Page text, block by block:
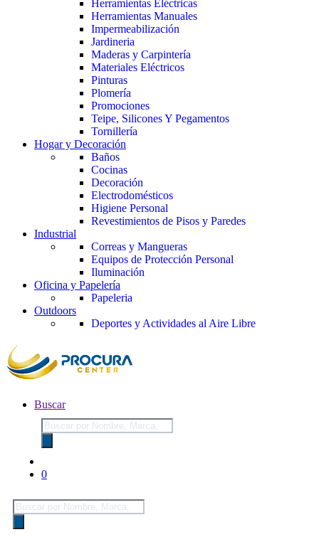
Herramientas Eléctricas
Herramientas Manuales
Impermeabilización
Jardineria
Maderas y Carpintería
Materiales Eléctricos
Pinturas
Plomería
Promociones
Teipe, Silicones Y Pegamentos
Tornillería
Hogar y Decoración
Baños
Cocinas
Decoración
Electrodomésticos
Higiene Personal
Revestimientos de Pisos y Paredes
Industrial
Correas y Mangueras
Equipos de Protección Personal
Iluminación
Oficina y Papelería
Papeleria
Outdoors
Deportes y Actividades al Aire Libre
Buscar
Búsqueda
de
productos
0
Búsqueda
de
productos